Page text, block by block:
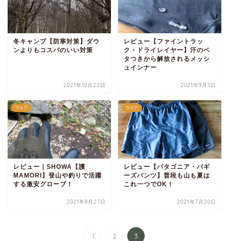
冬キャンプ【防寒対策】ダウ
ンよりもコスパのいい対策
2021年10月22日
レビュー【ファイントラッ
ク・ドライレイヤー】汗のベ
タつきから解放されるメッシ
ュインナー
2021年9月3日
ウエア
レビュー｜SHOWA【護
MAMORI】登山や釣りで活躍
する激安グローブ！
2021年8月27日
ウエア
レビュー【パタゴニア・バギ
ーズパンツ】普段も山も夏は
これ一つでOK！
2021年7月20日
1 2 3